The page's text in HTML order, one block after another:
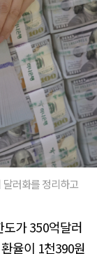
러화를 정리하고
가 350억달러
율이 1천390원